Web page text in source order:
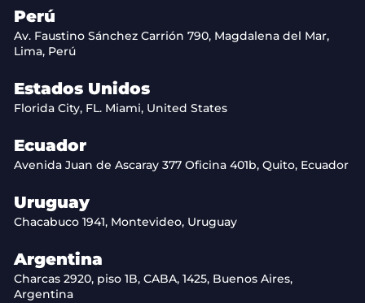
Perú
Av. Faustino Sánchez Carrión 790, Magdalena del Mar,
Lima, Perú
Estados Unidos
Florida City, FL. Miami, United States
Ecuador
Avenida Juan de Ascaray 377 Oficina 401b, Quito, Ecuador
Uruguay
Chacabuco 1941, Montevideo, Uruguay
Argentina
Charcas 2920, piso 1B, CABA, 1425, Buenos Aires,
Argentina